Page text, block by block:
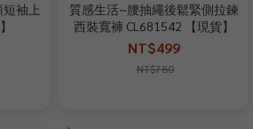
袖上
質感生活~腰抽繩後鬆緊側拉鍊
西裝寬褲 CL681542 【現貨】
NT$499
NT$780